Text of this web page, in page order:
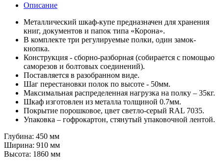
Описание
Металлический шкаф-купе предназначен для хранения
книг, документов и папок типа «Корона».
В комплекте три регулируемые полки, один замок-
кнопка.
Конструкция - сборно-разборная (собирается с помощью
саморезов и болтовых соединений).
Поставляется в разобранном виде.
Шаг перестановки полок по высоте - 50мм.
Максимальная распределенная нагрузка на полку – 35кг.
Шкаф изготовлен из металла толщиной 0.7мм.
Покрытие порошковое, цвет светло-серый RAL 7035.
Упаковка – гофрокартон, стянутый упаковочной лентой.
Глубина: 450 мм
Ширина: 910 мм
Высота: 1860 мм